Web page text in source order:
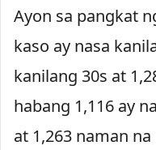
Ayon sa pangkat
kaso ay nasa
kanilang 30s at
habang 1,116 ay
at 1,263 naman